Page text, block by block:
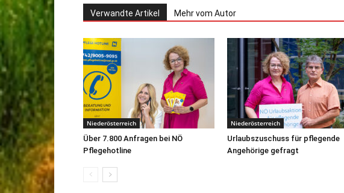
Verwandte Artikel Mehr vom Autor
Niederösterreich
Über 7.800 Anfragen bei NÖ
Pflegehotline
Niederösterreich
Urlaubszuschuss für pflegende
Angehörige gefragt